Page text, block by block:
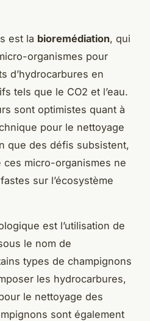
est la bioremédiation, qui
organismes pour
d’hydrocarbures en
tels que le CO2 et l’eau.
sont optimistes quant à
pour le nettoyage
que des défis subsistent,
micro-organismes ne
sur l’écosystème
est l’utilisation de
le nom de
types de champignons
les hydrocarbures,
le nettoyage des
sont également